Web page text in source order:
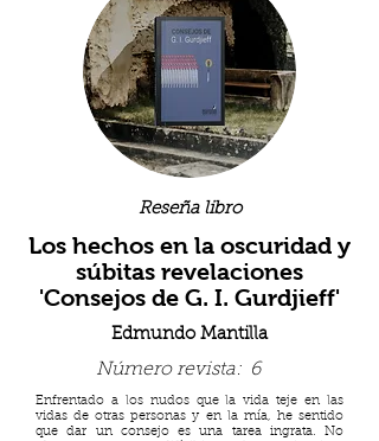
Reseña libro
Los hechos en la oscuridad y
súbitas revelaciones
'Consejos de G. I. Gurdjieff'
Edmundo Mantilla
Número revista: 6
Enfrentado a los nudos que la vida teje en las
vidas de otras personas y en la mía, he sentido
que dar un consejo es una tarea ingrata. No